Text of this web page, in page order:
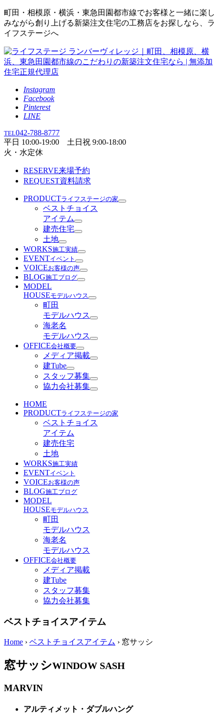
町田・相模原・横浜・東急田園都市線でお客様と一緒に楽し
みながら創り上げる新築注文住宅の工務店をお探しなら、ラ
イフステージへ
Instagram
Facebook
Pinterest
LINE
TEL042-788-8777
平日 10:00-19:00 土日祝 9:00-18:00
火・水定休
RESERVE来場予約
REQUEST資料請求
PRODUCTライフステージの家
ベストチョイス
アイテム
建売住宅
土地
WORKS施工実績
EVENTイベント
VOICEお客様の声
BLOG施工ブログ
MODEL
HOUSEモデルハウス
町田
モデルハウス
海老名
モデルハウス
OFFICE会社概要
メディア掲載
建Tube
スタッフ募集
協力会社募集
HOME
PRODUCTライフステージの家
ベストチョイス
アイテム
建売住宅
土地
WORKS施工実績
EVENTイベント
VOICEお客様の声
BLOG施工ブログ
MODEL
HOUSEモデルハウス
町田
モデルハウス
海老名
モデルハウス
OFFICE会社概要
メディア掲載
建Tube
スタッフ募集
協力会社募集
ベストチョイスアイテム
Home › ベストチョイスアイテム › 窓サッシ
窓サッシWINDOW SASH
MARVIN
アルティメット・ダブルハング